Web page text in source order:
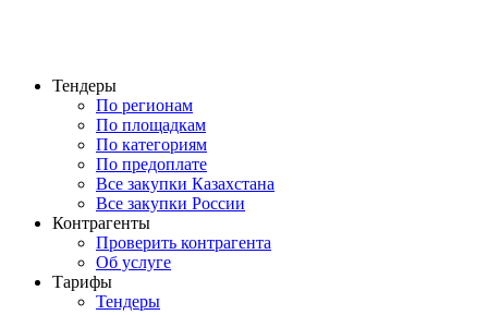
Тендеры
По регионам
По площадкам
По категориям
По предоплате
Все закупки Казахстана
Все закупки России
Контрагенты
Проверить контрагента
Об услуге
Тарифы
Тендеры